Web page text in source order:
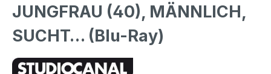
JUNGFRAU (40), MÄNNLICH,
SUCHT… (Blu-Ray)